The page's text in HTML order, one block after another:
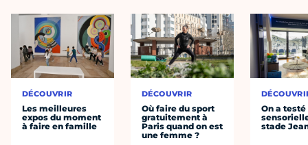
DÉCOUVRIR
Les meilleures
expos du moment
à faire en famille
DÉCOUVRIR
Où faire du sport
gratuitement à
Paris quand on est
une femme ?
On a
stade